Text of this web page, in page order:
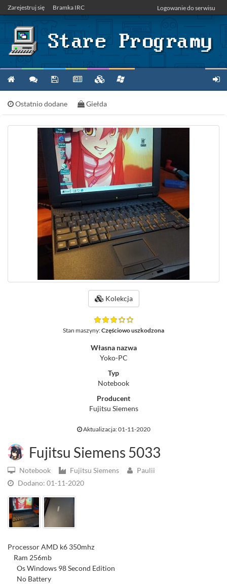
Zarejestruj się Bramka IRC Logowanie do serwisu
Ostatnio dodane Giełda
Kolekcja
Stan maszyny:Częściowo uszkodzona
Własna nazwa
Yoko-PC
Typ
Notebook
Producent
Fujitsu Siemens
Aktualizacja: 01-11-2020
Fujitsu Siemens 5033
Notebook Fujitsu Siemens
Paulii
Dodano: 01-11-2020
Processor AMD k6 350mhz
Ram 256mb
Os Windows 98 Second Edition
No Battery